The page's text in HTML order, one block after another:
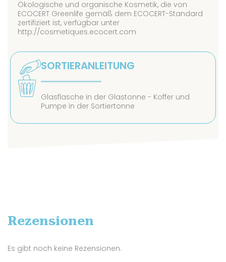
Ökologische und organische Kosmetik, die von
ECOCERT Greenlife gemäß dem ECOCERT-Standard
zertifiziert ist, verfügbar unter
http://cosmetiques.ecocert.com
SORTIERANLEITUNG
Glasflasche in der Glastonne - Koffer und
Pumpe in der Sortiertonne
Rezensionen
Es gibt noch keine Rezensionen.